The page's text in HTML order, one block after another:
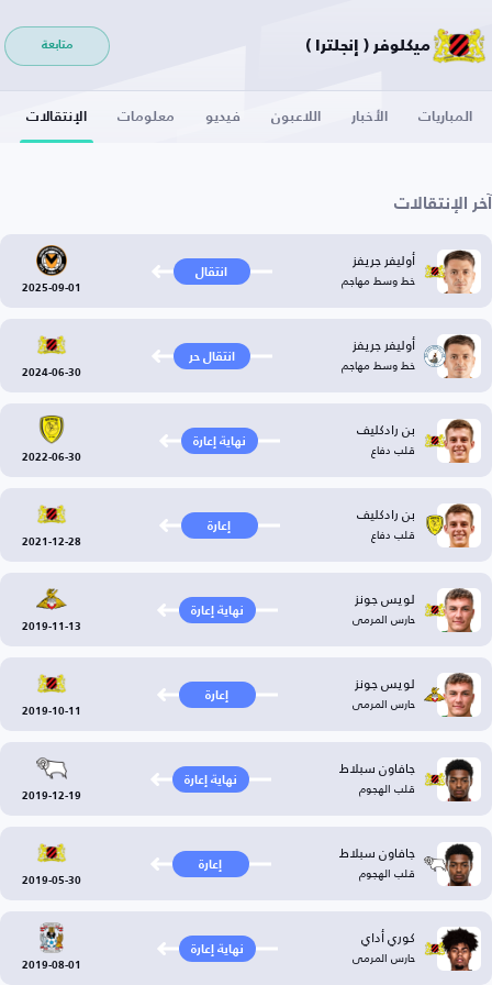
ميكلوفر ( إنجلترا ) متابعة
المباريات الأخبار اللاعبون فيديو معلومات الإنتقالات
آخر الإنتقالات
أوليفر جريفز
خط وسط مهاجم انتقال
2025-09-01
أوليفر جريفز
خط وسط مهاجم انتقال حر
2024-06-30
بن رادكليف
قلب دفاع نهاية إعارة
2022-06-30
بن رادكليف
قلب دفاع إعارة
2021-12-28
لويس جونز
حارس المرمى نهاية إعارة
2019-11-13
لويس جونز
حارس المرمى إعارة
2019-10-11
جافاون سبلاط
قلب الهجوم نهاية إعارة
2019-12-19
جافاون سبلاط
قلب الهجوم إعارة
2019-05-30
كوري أداي
حارس المرمى نهاية إعارة
2019-08-01